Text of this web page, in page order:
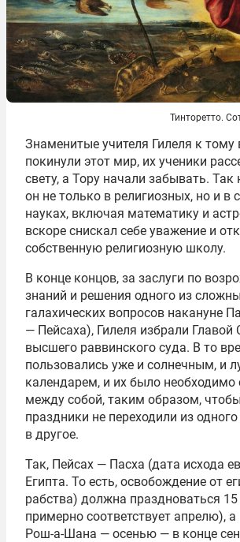
Тинторетто.
Знаменитые учителя Гилеля к
покинули этот мир, их ученики
свету, а Тору начали забывать. Так
он не только в религиозных, но и в
науках, включая математику и
вскоре снискал себе уважение и
собственную религиозную школу.
В конце концов, за заслуги по
знаний и решения одного из
галахических вопросов накануне
— Пейсаха), Гилеля избрали
высшего раввинского суда. В то
пользовались уже и солнечным, и
календарем, и их было необходимо
между собой, таким образом,
праздники не переходили из
в другое.
Так, Пейсах — Пасха (дата исхода
Египта. То есть, освобождение от
рабства) должна праздноваться
примерно соответствует апрелю),
Рош-а-Шана — осенью — в конце